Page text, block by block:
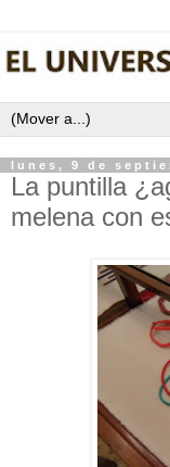
lunes, 9 de
La puntilla
melena con